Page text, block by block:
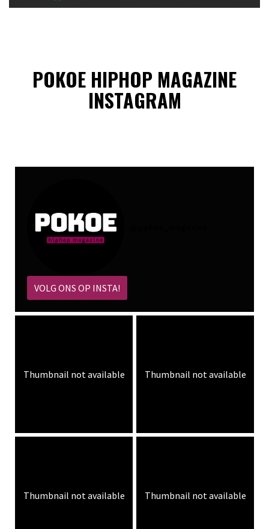
POKOE HIPHOP MAGAZINE
INSTAGRAM
VOLG ONS OP INSTA!
Thumbnail not available Thumbnail not available
Thumbnail not available Thumbnail not available